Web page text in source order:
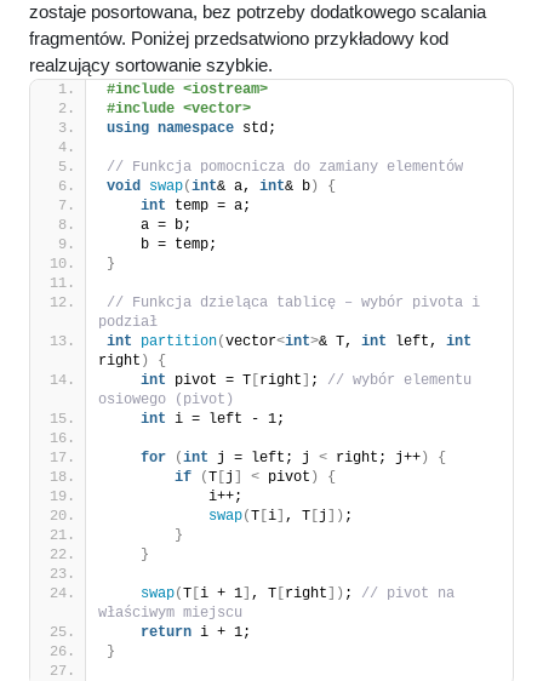
zostaje posortowana, bez potrzeby dodatkowego scalania
fragmentów. Poniżej przedsatwiono przykładowy kod
realzujący sortowanie szybkie.
#include <iostream>
#include <vector>
using namespace std;
// Funkcja pomocnicza do zamiany elementów
void swap(int& a, int& b )
{
int temp = a;
    a = b;
    b = temp;
}
// Funkcja dzieląca tablicę – wybór pivota i
podział
int
partition(vector<int>& T, int left, int
right )
{
int pivot = T right ; // wybór elementu
osiowego (pivot)
int i = left - 1;
for (int j = left; j < right; j++ )
{
if
(T j < pivot )
{
            i++;
swap(T i , T j ]) ;
}
}
swap(T i + 1 , T right ]) ; // pivot na
właściwym miejscu
return i + 1;
}